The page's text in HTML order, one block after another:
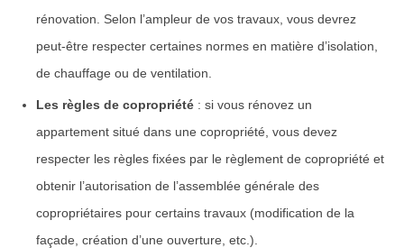
rénovation. Selon l’ampleur de vos travaux, vous devrez
peut-être respecter certaines normes en matière d’isolation,
de chauffage ou de ventilation.
Les règles de copropriété : si vous rénovez un
appartement situé dans une copropriété, vous devez
respecter les règles fixées par le règlement de copropriété et
obtenir l’autorisation de l’assemblée générale des
copropriétaires pour certains travaux (modification de la
façade, création d’une ouverture, etc.).